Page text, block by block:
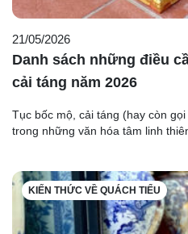
21/05/2026
Danh sách những điều
cải táng năm 2026
Tục bốc mộ, cải táng (hay còn
trong những văn hóa tâm linh
KIẾN THỨC VỀ QUÁCH TIỂU